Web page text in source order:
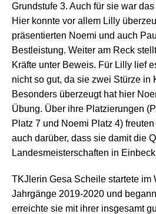
Grundstufe 3. Auch für sie war
Hier konnte vor allem Lilly
präsentierten Noemi und auch
Bestleistung. Weiter am Reck
Kräfte unter Beweis. Für Lilly lief
nicht so gut, da sie zwei Stürze in
Besonders überzeugt hat hier
Übung. Über ihre Platzierungen
Platz 7 und Noemi Platz 4)
auch darüber, dass sie damit die
Landesmeisterschaften in
TKJlerin Gesa Scheile startete im
Jahrgänge 2019-2020 und
erreichte sie mit ihrer insgesamt